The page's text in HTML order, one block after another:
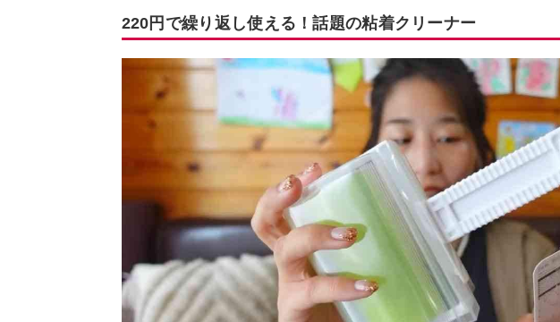
220円で繰り返し使える！話題の粘着クリーナー